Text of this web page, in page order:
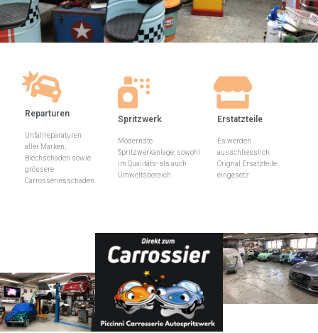
Reparturen
Unfallreparaturen
aller Marken,
Blechschäden sowie
grössere
Carrosseriesschäden.
Spritzwerk
Modernste
Spritzwerkanlage, sowohl
im Qualitäts- als auch
Umweltsbereich
Erstatzteile
Es werden
ausschliesslich
Orignal Ersatzteile
eingesetz